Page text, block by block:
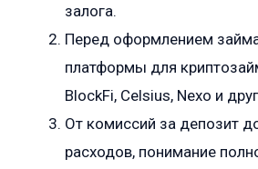
залога.
Перед оформлением
платформы для
BlockFi, Celsius, Nexo и
От комиссий за депозит
расходов, понимание